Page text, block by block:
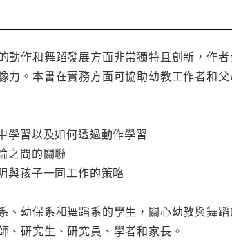
動作和舞蹈發展方面非常獨特且創新，作
力。本書在實務方面可協助幼教工作者和
學習以及如何透過動作學習
之間的關聯
與孩子一同工作的策略
幼保系和舞蹈系的學生，關心幼教與舞蹈
、研究生、研究員、學者和家長。